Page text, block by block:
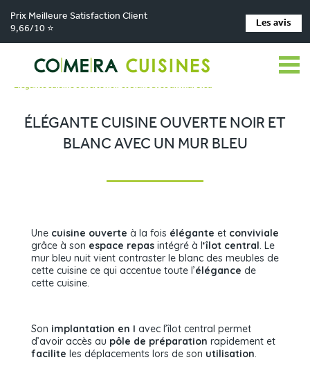
Prix Meilleure Satisfaction Client
9,66/10 ⭐
Les avis
Comera Cuisines > Nos magasins de cuisine >
Cuisiniste Clermont-Ferrand Réalisations >
Élégante cuisine ouverte noir et blanc avec un mur bleu
ÉLÉGANTE CUISINE OUVERTE NOIR ET
BLANC AVEC UN MUR BLEU
Une cuisine ouverte à la fois élégante et conviviale
grâce à son espace repas intégré à l‘îlot central. Le
mur bleu nuit vient contraster le blanc des meubles de
cette cuisine ce qui accentue toute l’élégance de
cette cuisine.
Son implantation en I avec l’îlot central permet
d’avoir accès au pôle de préparation rapidement et
facilite les déplacements lors de son utilisation.